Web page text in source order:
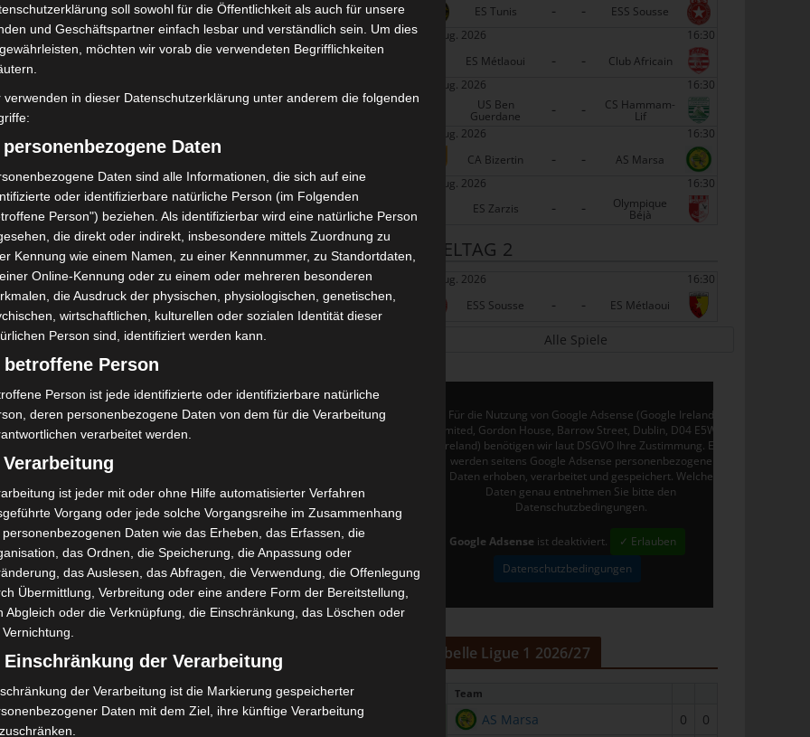
einvernehmlich aufgelöst hatte, unterzeichnete der
arabischen Team Al Nairia aus der Liga 2.
360′ 2
1 (0)
1
2 0 0 1 (0)
2 0 0 1 (0) 0 1
H/A Ergebnis
A G 0:1
90`
A G 0:1 90`
1
H
A U 1:1
90`
H
ES Tunis
- -
ESS Sousse
22 Aug. 2026
16:30
ES Métlaoui
- -
Club Africain
22 Aug. 2026
16:30
US Ben
Guerdane - - CS Hammam-
Lif
22 Aug. 2026
16:30
CA Bizertin
- -
AS Marsa
22 Aug. 2026
16:30
ES Zarzis
- - Olympique
Béjà
SPIELTAG 2
29 Aug. 2026
16:30
ESS Sousse
- - ES Métlaoui
Alle Spiele
Für die Nutzung von Google Adsense (Google Ireland
Limited, Gordon House, Barrow Street, Dublin, D04 E5W5,
Ireland) benötigen wir laut DSGVO Ihre Zustimmung. Es
werden seitens Google Adsense personenbezogene
Daten erhoben, verarbeitet und gespeichert. Welche
Daten genau entnehmen Sie bitte den
Datenschutzbedingungen.
Google Adsense ist deaktiviert.
✓ Erlauben
Datenschutzbedingungen
Tabelle Ligue 1 2026/27
Team
AS Marsa 0
0
soll sowohl für die Öffentlichkeit als auch für unsere
und Geschäftspartner einfach lesbar und verständlich sein. Um dies
möchten wir vorab die verwendeten Begrifflichkeiten
verwenden in dieser Datenschutzerklärung unter anderem die folgenden
personenbezogene Daten
Daten sind alle Informationen, die sich auf eine
oder identifizierbare natürliche Person (im Folgenden
Person") beziehen. Als identifizierbar wird eine natürliche Person
die direkt oder indirekt, insbesondere mittels Zuordnung zu
Kennung wie einem Namen, zu einer Kennnummer, zu Standortdaten,
Online-Kennung oder zu einem oder mehreren besonderen
die Ausdruck der physischen, physiologischen, genetischen,
wirtschaftlichen, kulturellen oder sozialen Identität dieser
Person sind, identifiziert werden kann.
betroffene Person
Person ist jede identifizierte oder identifizierbare natürliche
deren personenbezogene Daten von dem für die Verarbeitung
verarbeitet werden.
ist jeder mit oder ohne Hilfe automatisierter Verfahren
Vorgang oder jede solche Vorgangsreihe im Zusammenhang
personenbezogenen Daten wie das Erheben, das Erfassen, die
das Ordnen, die Speicherung, die Anpassung oder
das Auslesen, das Abfragen, die Verwendung, die Offenlegung
Übermittlung, Verbreitung oder eine andere Form der Bereitstellung,
Abgleich oder die Verknüpfung, die Einschränkung, das Löschen oder
Einschränkung der Verarbeitung
der Verarbeitung ist die Markierung gespeicherter
Daten mit dem Ziel, ihre künftige Verarbeitung